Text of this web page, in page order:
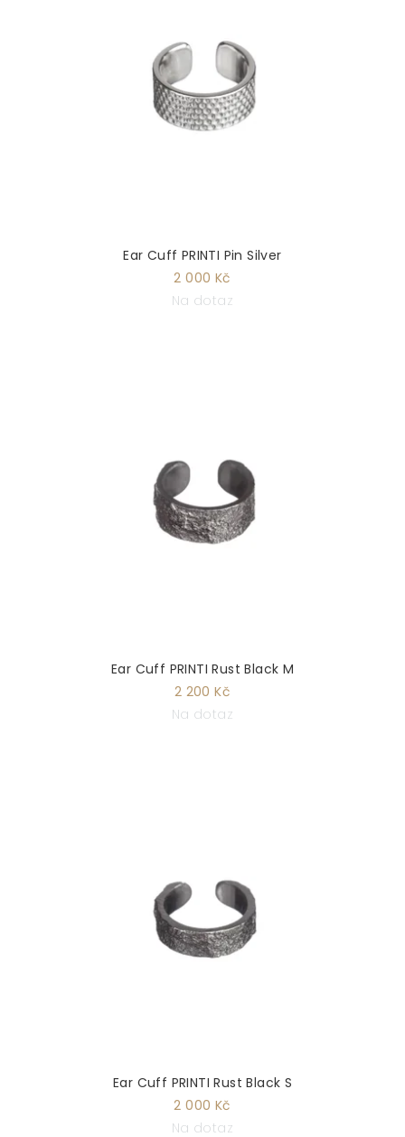
Ear Cuff PRINTI Pin Silver
2 000 Kč
Na dotaz
Ear Cuff PRINTI Rust Black M
2 200 Kč
Na dotaz
Ear Cuff PRINTI Rust Black S
2 000 Kč
Na dotaz